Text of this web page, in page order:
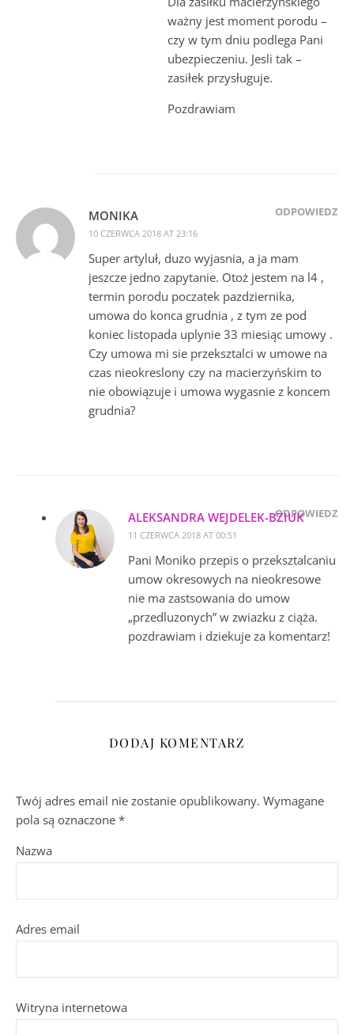
ważny jest moment porodu –
czy w tym dniu podlega Pani
ubezpieczeniu. Jesli tak –
zasiłek przysługuje.
Pozdrawiam
MONIKA
10 CZERWCA 2018 AT 23:16
ODPOWIEDZ
Super artyluł, duzo wyjasnia, a ja mam
jeszcze jedno zapytanie. Otoż jestem na l4 ,
termin porodu poczatek pazdziernika,
umowa do konca grudnia , z tym ze pod
koniec listopada uplynie 33 miesiąc umowy .
Czy umowa mi sie przeksztalci w umowe na
czas nieokreslony czy na macierzyńskim to
nie obowiązuje i umowa wygasnie z koncem
grudnia?
ALEKSANDRA WEJDELEK-BZIUK
11 CZERWCA 2018 AT 00:51
ODPOWIEDZ
Pani Moniko przepis o przeksztalcaniu
umow okresowych na nieokresowe
nie ma zastsowania do umow
„przedluzonych” w zwiazku z ciąża.
pozdrawiam i dziekuje za komentarz!
DODAJ KOMENTARZ
Twój adres email nie zostanie opublikowany. Wymagane
pola są oznaczone *
Nazwa
Adres email
Witryna internetowa